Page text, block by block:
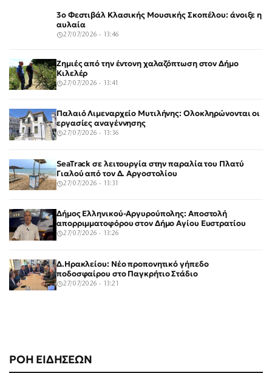
ΡΟΗ ΕΙΔΗΣΕΩΝ
3ο Φεστιβάλ Κλασικής Μουσικής Σκοπέλου: άνοιξε η
αυλαία
27/07/2026 - 13:46
Ζημιές από την έντονη χαλαζόπτωση στον Δήμο
Κιλελέρ
27/07/2026 - 13:41
Παλαιό Λιμεναρχείο Μυτιλήνης: Ολοκληρώνονται οι
εργασίες αναγέννησης
27/07/2026 - 13:36
SeaTrack σε λειτουργία στην παραλία του Πλατύ
Γιαλού από τον Δ. Αργοστολίου
27/07/2026 - 13:31
Δήμος Ελληνικού-Αργυρούπολης: Αποστολή
απορριμματοφόρου στον Δήμο Αγίου Ευστρατίου
27/07/2026 - 13:26
Δ.Ηρακλείου: Νέο προπονητικό γήπεδο
ποδοσφαίρου στο Παγκρήτιο Στάδιο
27/07/2026 - 13:21